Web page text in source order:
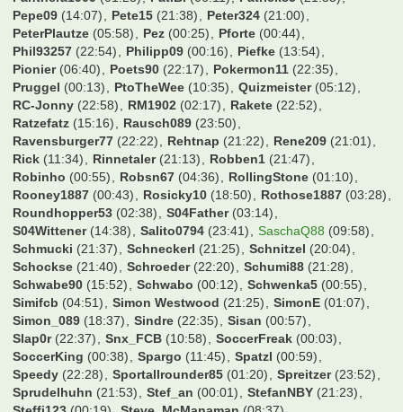
(05:43) Kosseher76(23:45) Kroelli
(15:34)
Kundelinho
(19:46) Larsinio (23:03) Lassesen(21:58)
(22:23) Legendenstatus
(19:11)
(06:38) Lemmo1984 (19:11) Lexus1893(18:51)
Lina2727
(17:06) Longlo(11:01)
(20:39)
LostandFound (01:40) Lothar-1990(00:42) Lowry
(17:50)
Macauley (23:52) Magic Dirk (00:26) Magolwes
(06:01)
(00:09) (19:48) Mango1893
(18:15) Marcus2116 (20:20) Mario17
(21:59)
MarkFC
(22:40) MarkusG. (21:03) MasterFrankfurt
(06:59) (06:39) Maxouli_29
(14:01)
MayerAndreas
(08:43) Mehlo (22:27) Mehmet Scholl
(22:47)
(03:18) MemoKS (00:34) Micha-W
(06:16)
(17:58) Moerinho (00:50) MonsieuL
(04:01)
Moritz__vb(22:51) (22:40) Ni7co
(22:48)
(19:59) (19:54) Niklas95
(23:16)
(19:01) Nils_01 Norsinger
Norton51
(04:38) Obelix1301
Oecher(11:34) OnitUr (15:00) Onkel (22:23) Oole
Owler
(04:03) Oz84(00:38) P4tr1ck PM2006(15:50)
Panthera1909
(01:23) Pat.B.(06:11) Patrick85
(21:53)
Pepe09 (14:07) Pete15 Peter324
(21:00)
PeterPlautze
(05:58) (00:25) Pforte